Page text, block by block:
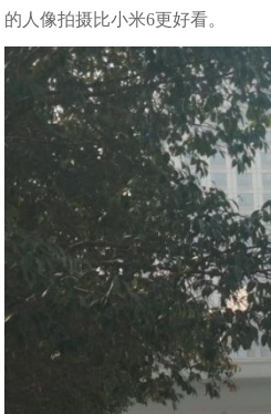
的人像拍摄比小米6更好看。